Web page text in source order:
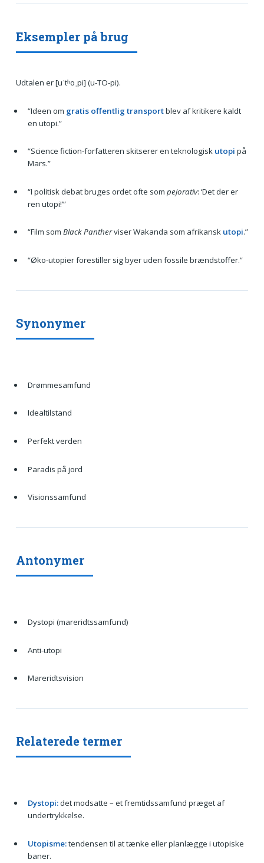
Eksempler på brug
Udtalen er [uˈtʰoˌpi] (u-TO-pi).
“Ideen om gratis offentlig transportblev af kritikere kaldt
en utopi.”
“Science fiction-forfatteren skitserer en teknologisk utopi på
Mars.”
“I politisk debat bruges ordet ofte som pejorativ: ‘Det der er
ren utopi!’”
“Film som Black Pantherviser Wakanda som afrikansk utopi.”
“Øko-utopier forestiller sig byer uden fossile brændstoffer.”
Synonymer
Drømmesamfund
Idealtilstand
Perfekt verden
Paradis på jord
Visionssamfund
Antonymer
Dystopi (mareridtssamfund)
Anti-utopi
Mareridtsvision
Relaterede termer
Dystopi:det modsatte – et fremtidssamfund præget af
undertrykkelse.
Utopisme:tendensen til at tænke eller planlægge i utopiske
baner.